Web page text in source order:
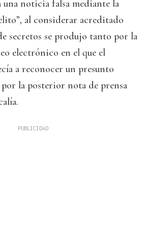
una noticia falsa mediante la
al considerar acreditado
secretos se produjo tanto por la
electrónico en el que el
a reconocer un presunto
la posterior nota de prensa